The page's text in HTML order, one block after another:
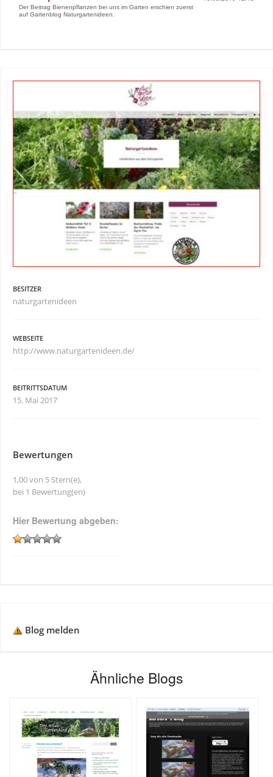
Der Beitrag Bienenpflanzen bei uns im Garten erschien zuerst
auf Gartenblog Naturgartenideen.
BESITZER
naturgartenideen
WEBSEITE
http://www.naturgartenideen.de/
BEITRITTSDATUM
15. Mai 2017
Bewertungen
1,00 von 5 Stern(e),
bei 1 Bewertung(en)
Hier Bewertung abgeben:
Blog melden
Ähnliche Blogs